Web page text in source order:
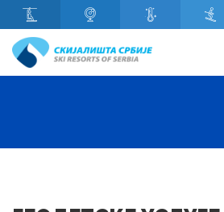
Скип то маин content